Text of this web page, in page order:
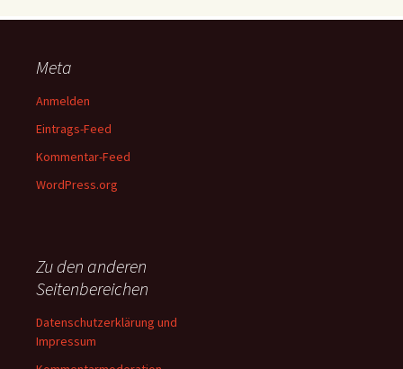
Meta
Anmelden
Eintrags-Feed
Kommentar-Feed
WordPress.org
Zu den anderen
Seitenbereichen
Datenschutzerklärung und
Impressum